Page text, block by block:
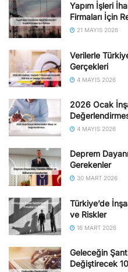
Yapım İşleri
Firmaları İçin
21 MAYIS 2026
Verilerle
Gerçekleri
4 MAYIS 2026
2026 Ocak
4 MAYIS 2026
Deprem
Gerekenler
30 MART 2026
Türkiye’de
ve Riskler
16 MART 2026
Geleceğin
Değiştirecek